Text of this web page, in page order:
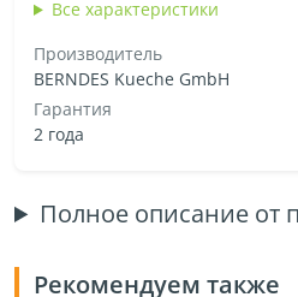
Все характеристики
Производитель
BERNDES Kueche GmbH
Гарантия
2 года
Полное описание от
Рекомендуем также